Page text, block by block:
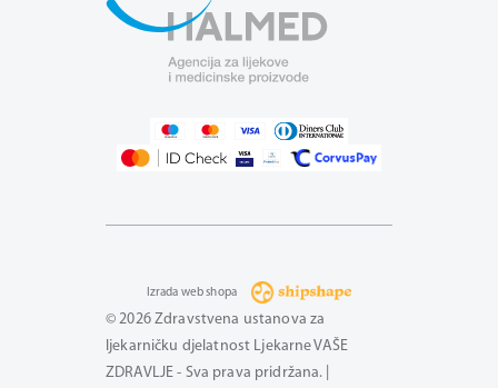
© 2026 Zdravstvena ustanova za
ljekarničku djelatnost Ljekarne VAŠE
ZDRAVLJE - Sva prava pridržana. |
Izrada web shopa